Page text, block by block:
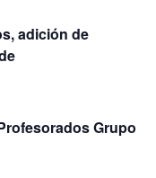
adición de
Grupo